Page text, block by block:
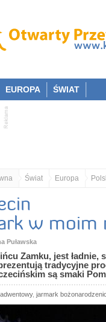
EUROPA ŚWIAT
Świat Europa
w moim
Puławska
Zamku, jest
tradycyjne
są smaki
, jarmark